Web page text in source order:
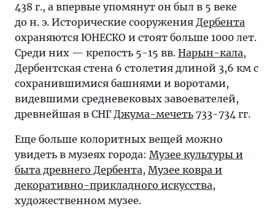
438 г., а впервые упомянут он был в 5 веке
до н. э. Исторические сооружения Дербента
охраняются ЮНЕСКО и стоят больше 1000 лет.
Среди них — крепость 5-15 вв. Нарын-кала,
Дербентская стена 6 столетия длиной 3,6 км с
сохранившимися башнями и воротами,
видевшими средневековых завоевателей,
древнейшая в СНГ Джума-мечеть 733-734 гг.
Еще больше колоритных вещей можно
увидеть в музеях города: Музее культуры и
быта древнего Дербента, Музее ковра и
декоративно-прикладного искусства,
художественном музее.